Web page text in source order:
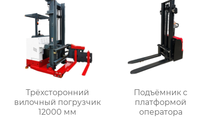
Трёхсторонний
вилочный погрузчик
12000 мм
Подъёмник с
платформой
оператора